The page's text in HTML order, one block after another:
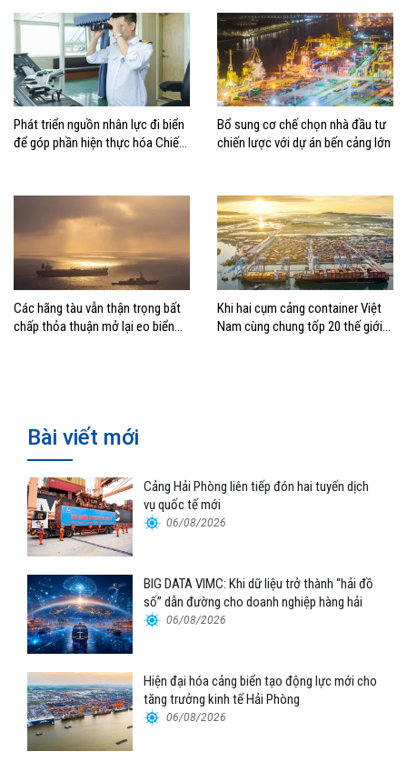
Phát triển nguồn nhân lực đi biển
để góp phần hiện thực hóa Chiến
Bổ sung cơ chế chọn nhà đầu tư
chiến lược với dự án bến cảng lớn
Các hãng tàu vẫn thận trọng bất
chấp thỏa thuận mở lại eo biển
Khi hai cụm cảng container Việt
Nam cùng chung tốp 20 thế giới
Bài viết mới
Cảng Hải Phòng liên tiếp đón hai tuyến dịch
vụ quốc tế mới
06/08/2026
BIG DATA VIMC: Khi dữ liệu trở thành “hải đồ
số” dẫn đường cho doanh nghiệp hàng hải
06/08/2026
Hiện đại hóa cảng biển tạo động lực mới cho
tăng trưởng kinh tế Hải Phòng
06/08/2026